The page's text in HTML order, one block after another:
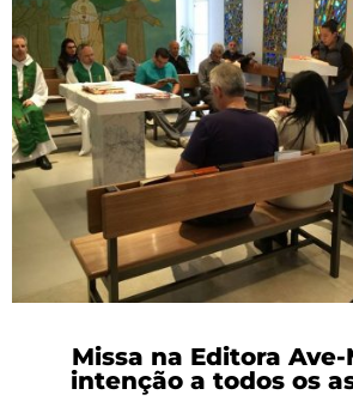
Missa na Editora
intenção a todos os